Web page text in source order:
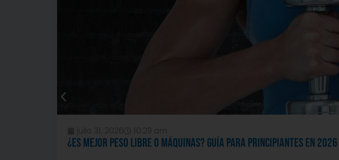
¿Es mejor peso libre o máquinas? Guía para principiantes en 2026